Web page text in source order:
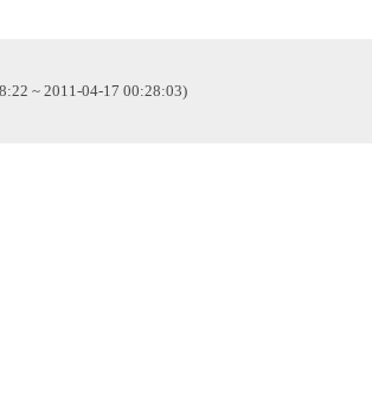
~ 2011-04-17 00:28:03)